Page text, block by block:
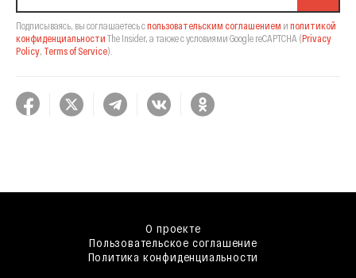
Подписываясь, вы соглашаетесь спользовательским соглашением и политикой
конфиденциальности The Insider, а также с условиями Google reCAPTCHA (Privacy
Policy Terms of Service).
О проекте
Пользовательское соглашение
Политика конфиденциальности